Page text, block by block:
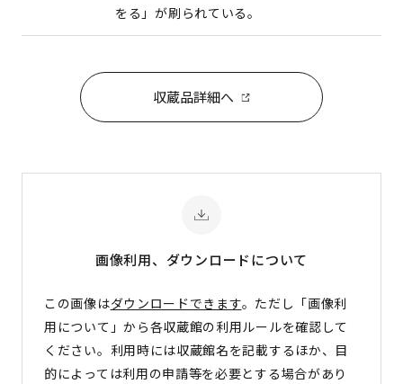
をる」が刷られている。
収蔵品詳細へ
画像利用、ダウンロードについて
この画像はダウンロードできます。ただし「画像利
用について」から各収蔵館の利用ルールを確認して
ください。利用時には収蔵館名を記載するほか、目
的によっては利用の申請等を必要とする場合があり